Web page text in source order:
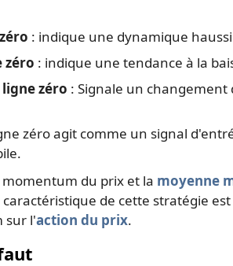
: indique une dynamique
zéro : indique une tendance à la
zéro : Signale un changement
zéro agit comme un signal
du prix et la moyenne
de cette stratégie
sur l'action du prix.